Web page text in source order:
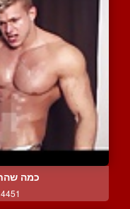
כמה
4451 צפיות